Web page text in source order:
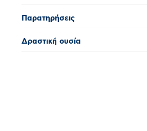
Παρατηρήσεις
Δραστική ουσία